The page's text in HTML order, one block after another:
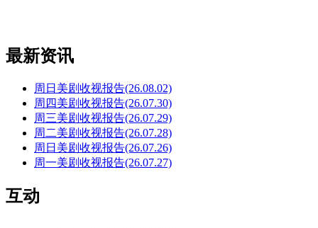
最新资讯
周日美剧收视报告(26.08.02)
周四美剧收视报告(26.07.30)
周三美剧收视报告(26.07.29)
周二美剧收视报告(26.07.28)
周日美剧收视报告(26.07.26)
周一美剧收视报告(26.07.27)
互动